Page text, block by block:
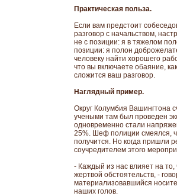
Практическая польза.
Если вам предстоит
разговор с начальством,
не с позиции: я в тяжелом
позиции: я полон
человеку найти хорошего
что вы включаете обаяние,
сложится ваш разговор.
Наглядный пример.
Округ Колумбия Вашингтона
учеными там был проведен
одновременно стали
25%. Шеф полиции смеялся,
получится. Но когда пришли
соучредителем этого
- Каждый из нас влияет на то,
жертвой обстоятельств, -
материализовавшийся
наших голов.